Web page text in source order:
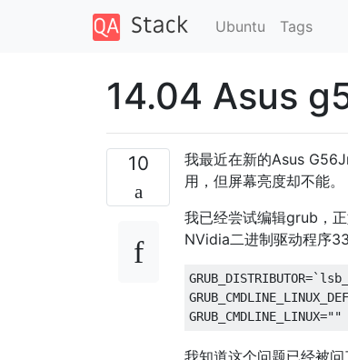
Ubuntu Tags
14.04 Asus
10
我最近在新的Asus
用，但屏幕亮度却不能。
我已经尝试编辑grub，
NVidia二进制驱动程序
我知道这个问题已经被问